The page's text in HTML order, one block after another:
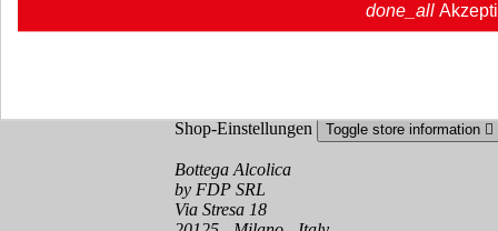
Sendungsverfolgung
Shop-Einstellungen Toggle store information 
Bottega Alcolica
by FDP SRL
Via Stresa 18
done_all